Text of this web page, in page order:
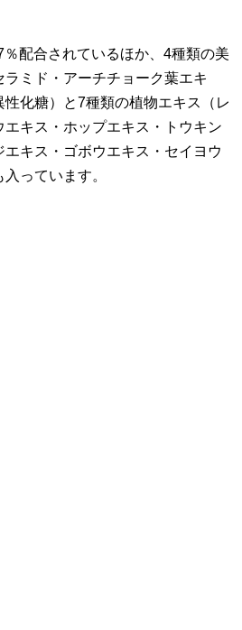
配合されているほか、4種類の美
ミド・アーチチョーク葉エキ
化糖）と7種類の植物エキス（レ
キス・ホップエキス・トウキン
キス・ゴボウエキス・セイヨウ
っています。